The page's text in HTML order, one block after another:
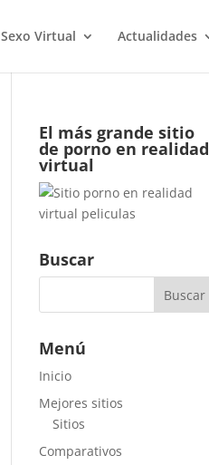
Sexo Virtual Actualidades
El más grande sitio
de porno en realidad
virtual
Buscar
Menú
Inicio
Mejores sitios
Sitios
Comparativos